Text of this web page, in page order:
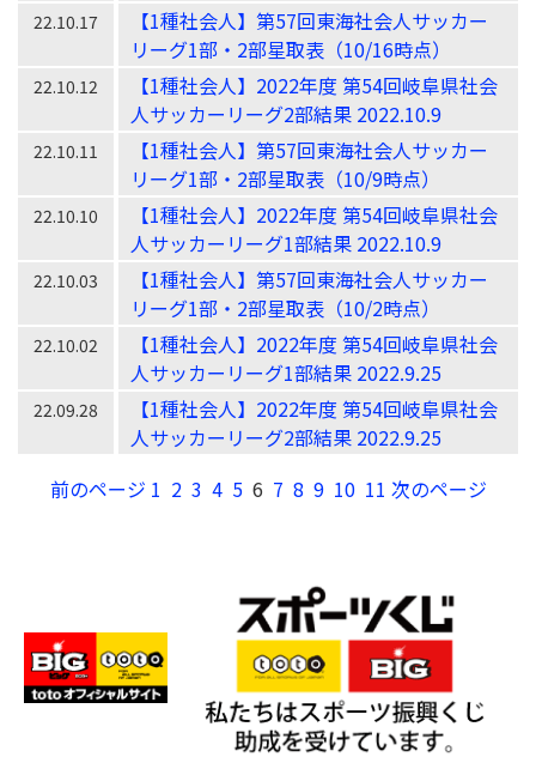
22.10.17
【1種社会人】第57回東海社会人サッカー
リーグ1部・2部星取表（10/16時点）
22.10.12
【1種社会人】2022年度 第54回岐阜県社会
人サッカーリーグ2部結果 2022.10.9
22.10.11
【1種社会人】第57回東海社会人サッカー
リーグ1部・2部星取表（10/9時点）
22.10.10
【1種社会人】2022年度 第54回岐阜県社会
人サッカーリーグ1部結果 2022.10.9
22.10.03
【1種社会人】第57回東海社会人サッカー
リーグ1部・2部星取表（10/2時点）
22.10.02
【1種社会人】2022年度 第54回岐阜県社会
人サッカーリーグ1部結果 2022.9.25
22.09.28
【1種社会人】2022年度 第54回岐阜県社会
人サッカーリーグ2部結果 2022.9.25
前のページ 1 2 3 4 5 6 7 8 9 10 11 次のページ